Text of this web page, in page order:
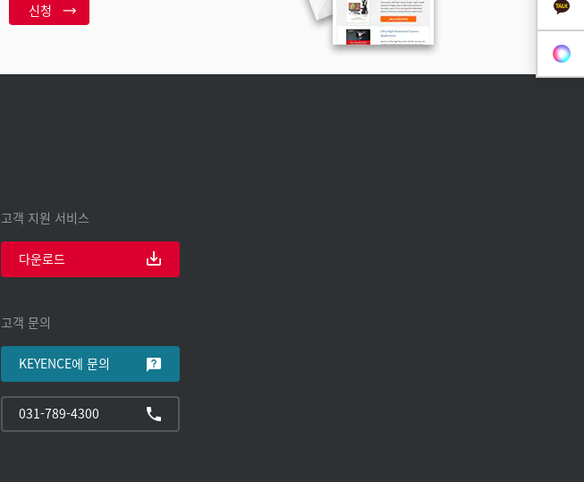
신청
고객 지원 서비스
다운로드
고객 문의
KEYENCE에 문의
031-789-4300